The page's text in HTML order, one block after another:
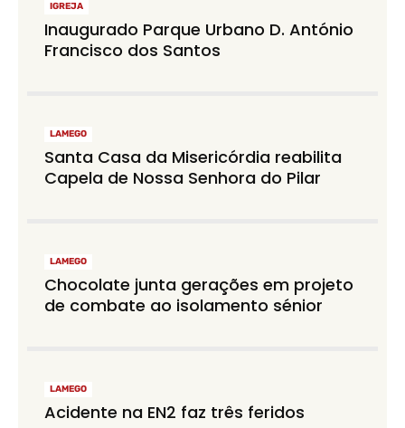
IGREJA
Inaugurado Parque Urbano D. António
Francisco dos Santos
LAMEGO
Santa Casa da Misericórdia reabilita
Capela de Nossa Senhora do Pilar
LAMEGO
Chocolate junta gerações em projeto
de combate ao isolamento sénior
LAMEGO
Acidente na EN2 faz três feridos